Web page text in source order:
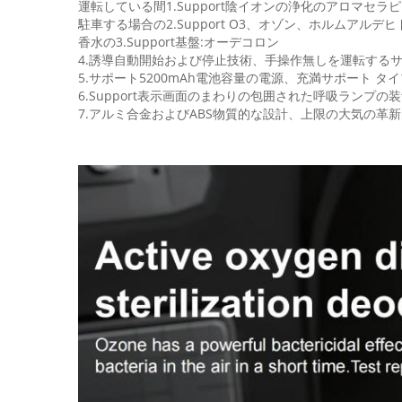
運転している間1.Support陰イオンの浄化のアロマセラ
駐車する場合の2.Support O3、オゾン、ホルムアルデヒ
香水の3.Support基盤:オーデコロン
4.誘導自動開始および停止技術、手操作無しを運転する
5.サポート5200mAh電池容量の電源、充満サポート タ
6.Support表示画面のまわりの包囲された呼吸ランプの
7.アルミ合金およびABS物質的な設計、上限の大気の革